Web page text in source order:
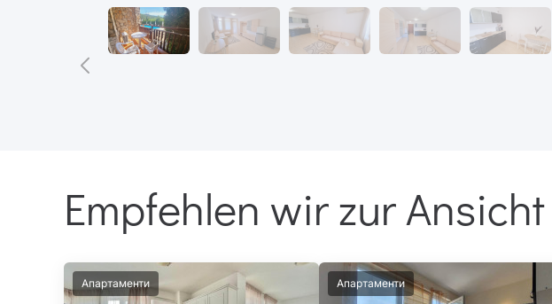
Empfehlen wir zur Ansicht
Апартаменти Апартаменти